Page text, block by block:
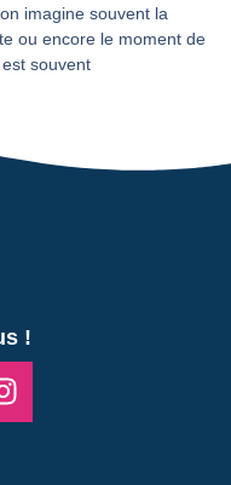
imagine souvent la
ou encore le moment de
souvent
!